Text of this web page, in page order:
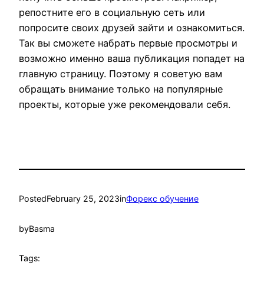
репостните его в социальную сеть или
попросите своих друзей зайти и ознакомиться.
Так вы сможете набрать первые просмотры и
возможно именно ваша публикация попадет на
главную страницу. Поэтому я советую вам
обращать внимание только на популярные
проекты, которые уже рекомендовали себя.
PostedFebruary 25, 2023inФорекс обучение
byBasma
Tags: